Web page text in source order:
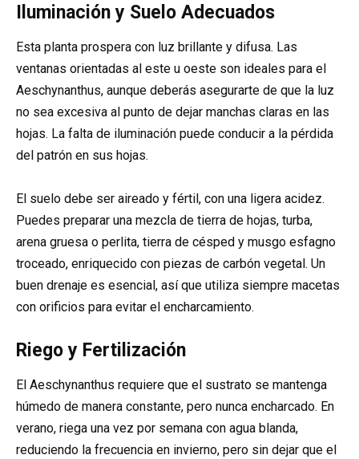
Iluminación y Suelo Adecuados
Esta planta prospera con luz brillante y difusa. Las
ventanas orientadas al este u oeste son ideales para el
Aeschynanthus, aunque deberás asegurarte de que la luz
no sea excesiva al punto de dejar manchas claras en las
hojas. La falta de iluminación puede conducir a la pérdida
del patrón en sus hojas.
El suelo debe ser aireado y fértil, con una ligera acidez.
Puedes preparar una mezcla de tierra de hojas, turba,
arena gruesa o perlita, tierra de césped y musgo esfagno
troceado, enriquecido con piezas de carbón vegetal. Un
buen drenaje es esencial, así que utiliza siempre macetas
con orificios para evitar el encharcamiento.
Riego y Fertilización
El Aeschynanthus requiere que el sustrato se mantenga
húmedo de manera constante, pero nunca encharcado. En
verano, riega una vez por semana con agua blanda,
reduciendo la frecuencia en invierno, pero sin dejar que el